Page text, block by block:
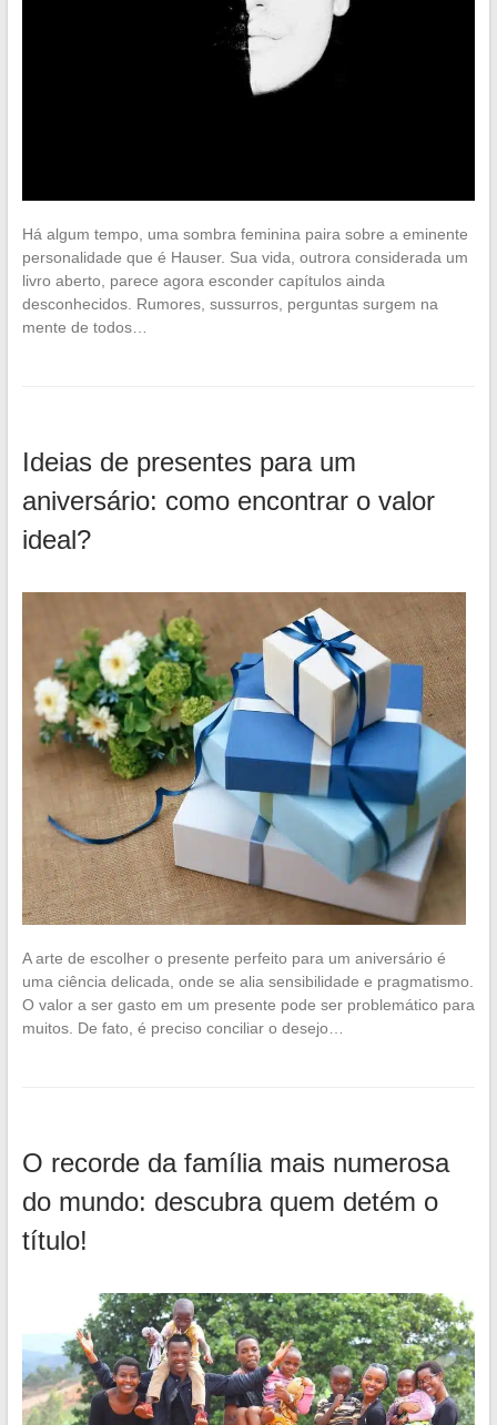
Há algum tempo, uma sombra feminina paira sobre a eminente
personalidade que é Hauser. Sua vida, outrora considerada um
livro aberto, parece agora esconder capítulos ainda
desconhecidos. Rumores, sussurros, perguntas surgem na
mente de todos…
Ideias de presentes para um
aniversário: como encontrar o valor
ideal?
A arte de escolher o presente perfeito para um aniversário é
uma ciência delicada, onde se alia sensibilidade e pragmatismo.
O valor a ser gasto em um presente pode ser problemático para
muitos. De fato, é preciso conciliar o desejo…
O recorde da família mais numerosa
do mundo: descubra quem detém o
título!